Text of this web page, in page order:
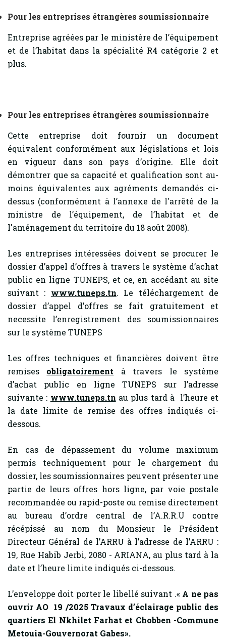
Pour les entreprises étrangères soumissionnaire
Entreprise agréées par le ministère de l’équipement
et de l’habitat dans la spécialité R4 catégorie 2 et
plus.
Pour les entreprises étrangères soumissionnaire
Cette entreprise doit fournir un document
équivalent conformément aux législations et lois
en vigueur dans son pays d’origine. Elle doit
démontrer que sa capacité et qualification sont au-
moins équivalentes aux agréments demandés ci-
dessus (conformément à l’annexe de l'arrêté de la
ministre de l’équipement, de l’habitat et de
l'aménagement du territoire du 18 août 2008).
Les entreprises intéressées doivent se procurer le
dossier d’appel d’offres à travers le système d’achat
public en ligne TUNEPS, et ce, en accédant au site
suivant : www.tuneps.tn. Le téléchargement de
dossier d’appel d’offres se fait gratuitement et
necessite l’enregistrement des soumissionnaires
sur le système TUNEPS
Les offres techniques et financières doivent être
remises obligatoirement à travers le système
d’achat public en ligne TUNEPS sur l’adresse
suivante : www.tuneps.tn au plus tard à l’heure et
la date limite de remise des offres indiqués ci-
dessous.
En cas de dépassement du volume maximum
permis techniquement pour le chargement du
dossier, les soumissionnaires peuvent présenter une
partie de leurs offres hors ligne, par voie postale
recommandée ou rapid-poste ou remise directement
au bureau d’ordre central de l’A.R.R.U contre
récépissé au nom du Monsieur le Président
Directeur Général de l’ARRU à l’adresse de l’ARRU :
19, Rue Habib Jerbi, 2080 - ARIANA, au plus tard à la
date et l’heure limite indiqués ci-dessous.
L’enveloppe doit porter le libellé suivant .« A ne pas
ouvrir AO 19 /2025 Travaux d’éclairage public des
quartiersEl Nkhilet Farhat et Chobben -Commune
Metouia-Gouvernorat Gabes».